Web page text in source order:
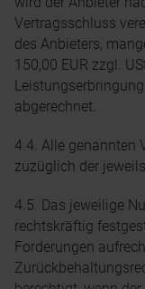
Vertragsschluss
des Anbieters,
150,00 EUR zzgl.
abgerechnet.
4.4. Alle genannten
zuzüglich der
4.5. Das jeweilige
rechtskräftig
Forderungen